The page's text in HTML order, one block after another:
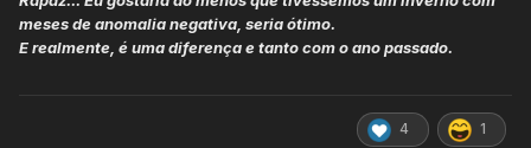
meses de anomalia negativa, seria ótimo.
E realmente, é uma diferença e tanto com o ano passado.
4 1